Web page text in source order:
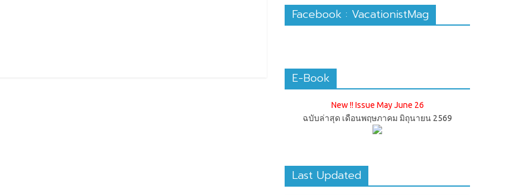
Facebook : VacationistMag
E-Book
New !! Issue May June 26
ฉบับล่าสุด เดือนพฤษภาคม มิถุนายน 2569
Last Updated